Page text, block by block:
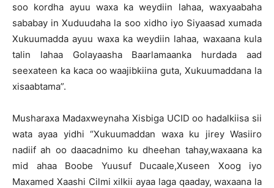
soo kordha ayuu waxa ka weydiin lahaa, waxyaabaha
sababay in Xuduudaha la soo xidho iyo Siyaasad xumada
Xukuumadda ayuu waxa ka weydiin lahaa, waxaana kula
talin lahaa Golayaasha Baarlamaanka hurdada aad
seexateen ka kaca oo waajibkiina guta, Xukuumaddana la
xisaabtama”.
Musharaxa Madaxweynaha Xisbiga UCID oo hadalkiisa sii
wata ayaa yidhi “Xukuumaddan waxa ku jirey Wasiiro
nadiif ah oo daacadnimo ku dheehan tahay,waxaana ka
mid ahaa Boobe Yuusuf Ducaale,Xuseen Xoog iyo
Maxamed Xaashi Cilmi xilkii ayaa laga qaaday, waxaana la